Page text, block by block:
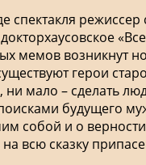
спектакля
мемов возникнут
герои
ни мало – сделать
будущего
собой и о
всю сказку